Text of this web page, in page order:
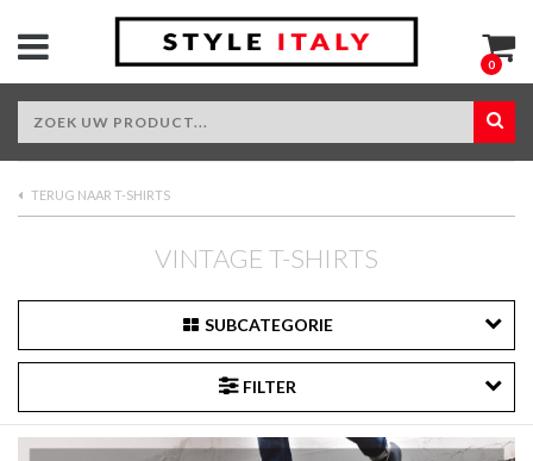
0
TERUG NAAR T-SHIRTS
VINTAGE T-SHIRTS
SUBCATEGORIE
FILTER